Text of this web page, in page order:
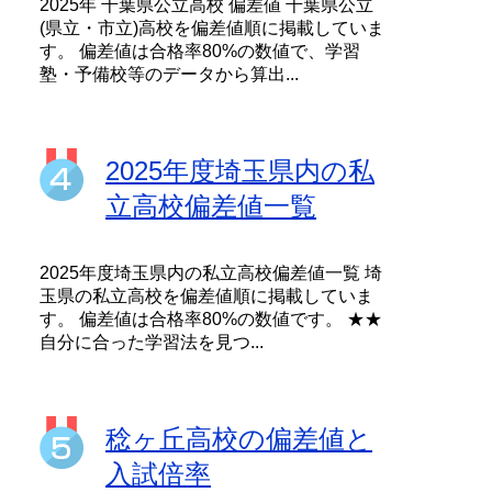
2025年 千葉県公立高校 偏差値 千葉県公立
(県立・市立)高校を偏差値順に掲載していま
す。 偏差値は合格率80%の数値で、学習
塾・予備校等のデータから算出...
2025年度埼玉県内の私
立高校偏差値一覧
2025年度埼玉県内の私立高校偏差値一覧 埼
玉県の私立高校を偏差値順に掲載していま
す。 偏差値は合格率80%の数値です。 ★★
自分に合った学習法を見つ...
稔ヶ丘高校の偏差値と
入試倍率